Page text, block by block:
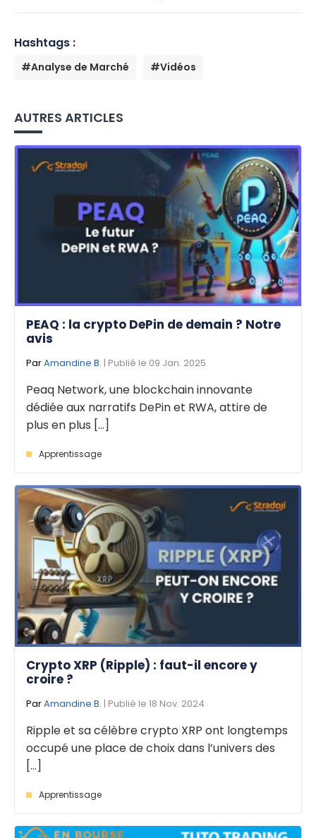
Hashtags :
#Analyse de Marché #Vidéos
AUTRES ARTICLES
PEAQ : la crypto DePin de demain ? Notre
avis
ParAmandine B. | Publié le 09 Jan. 2025
Peaq Network, une blockchain innovante
dédiée aux narratifs DePin et RWA, attire de
plus en plus [...]
Apprentissage
Crypto XRP (Ripple) : faut-il encore y
croire ?
ParAmandine B. | Publié le 18 Nov. 2024
Ripple et sa célèbre crypto XRP ont longtemps
occupé une place de choix dans l’univers des
[...]
Apprentissage